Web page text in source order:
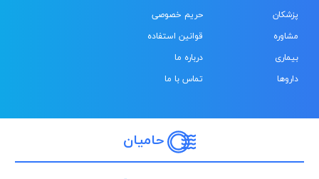
پزشکان
مشاوره
بیماری
داروها
حریم خصوصی
قوانین استفاده
درباره ما
تماس با ما
حامیان